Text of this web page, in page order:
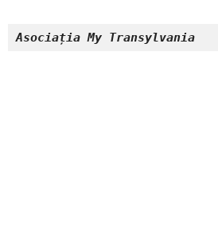
Asociația My Transylvania